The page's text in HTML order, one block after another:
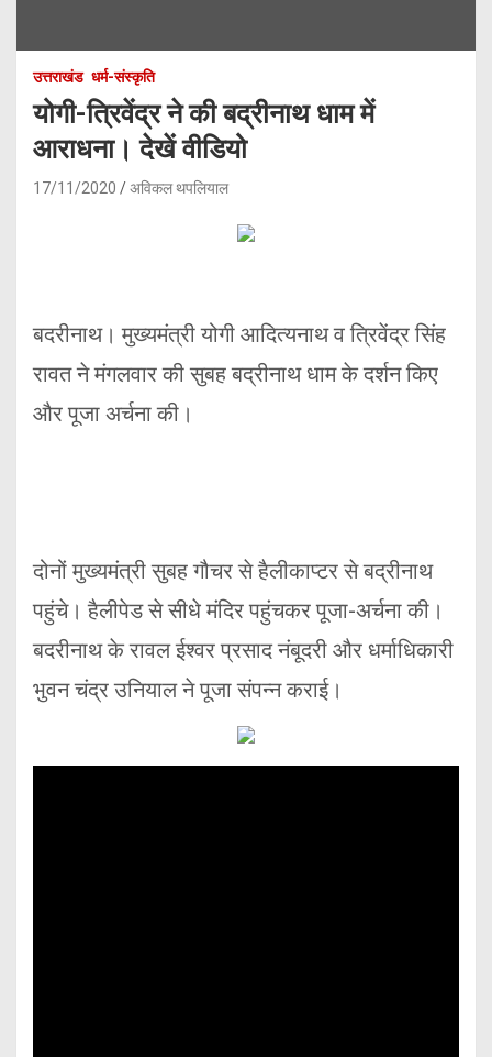
उत्तराखंड धर्म-संस्कृति
योगी-त्रिवेंद्र ने की बद्रीनाथ धाम में
आराधना। देखें वीडियो
17/11/2020 अविकल थपलियाल
बदरीनाथ। मुख्यमंत्री योगी आदित्यनाथ व त्रिवेंद्र सिंह
रावत ने मंगलवार की सुबह बद्रीनाथ धाम के दर्शन किए
और पूजा अर्चना की।
दोनों मुख्यमंत्री सुबह गौचर से हैलीकाप्टर से बद्रीनाथ
पहुंचे। हैलीपेड से सीधे मंदिर पहुंचकर पूजा-अर्चना की।
बदरीनाथ के रावल ईश्वर प्रसाद नंबूदरी और धर्माधिकारी
भुवन चंद्र उनियाल ने पूजा संपन्न कराई।